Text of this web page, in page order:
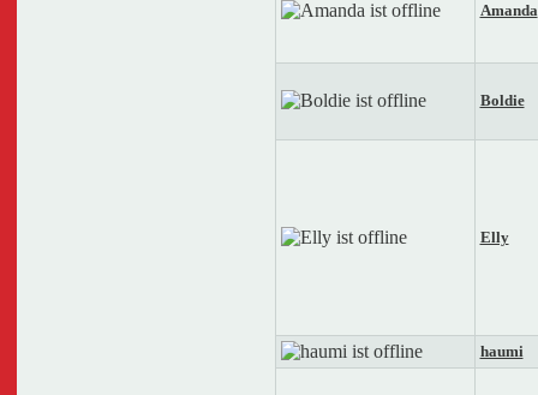
Amanda
Boldie
Elly
haumi